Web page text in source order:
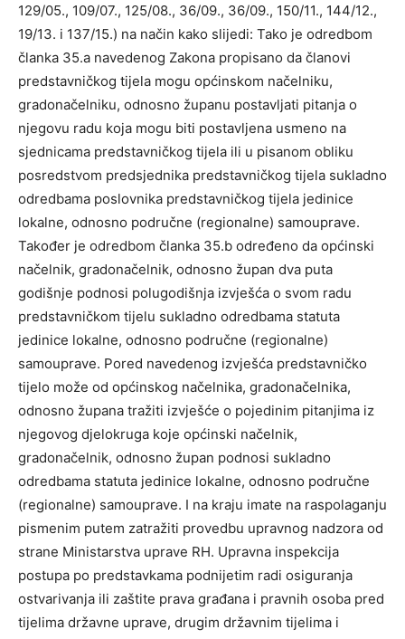
129/05., 109/07., 125/08., 36/09., 36/09., 150/11., 144/12.,
19/13. i 137/15.) na način kako slijedi: Tako je odredbom
članka 35.a navedenog Zakona propisano da članovi
predstavničkog tijela mogu općinskom načelniku,
gradonačelniku, odnosno županu postavljati pitanja o
njegovu radu koja mogu biti postavljena usmeno na
sjednicama predstavničkog tijela ili u pisanom obliku
posredstvom predsjednika predstavničkog tijela sukladno
odredbama poslovnika predstavničkog tijela jedinice
lokalne, odnosno područne (regionalne) samouprave.
Također je odredbom članka 35.b određeno da općinski
načelnik, gradonačelnik, odnosno župan dva puta
godišnje podnosi polugodišnja izvješća o svom radu
predstavničkom tijelu sukladno odredbama statuta
jedinice lokalne, odnosno područne (regionalne)
samouprave. Pored navedenog izvješća predstavničko
tijelo može od općinskog načelnika, gradonačelnika,
odnosno župana tražiti izvješće o pojedinim pitanjima iz
njegovog djelokruga koje općinski načelnik,
gradonačelnik, odnosno župan podnosi sukladno
odredbama statuta jedinice lokalne, odnosno područne
(regionalne) samouprave. I na kraju imate na raspolaganju
pismenim putem zatražiti provedbu upravnog nadzora od
strane Ministarstva uprave RH. Upravna inspekcija
postupa po predstavkama podnijetim radi osiguranja
ostvarivanja ili zaštite prava građana i pravnih osoba pred
tijelima državne uprave, drugim državnim tijelima i